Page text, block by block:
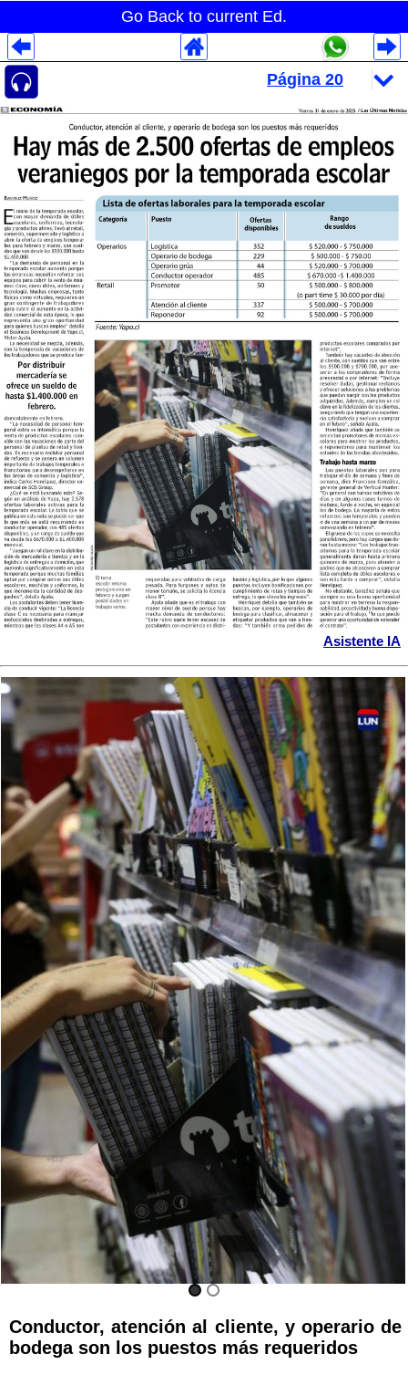
Go Back to current Ed.
Asistente IA
Conductor, atención al cliente, y operario de
bodega son los puestos más requeridos
Despliegues Analytics
Despliegues Totales
Despliegues por Rubros